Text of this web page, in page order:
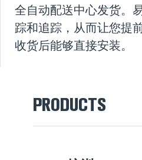
PRODUCTS
全自动配送中心发货。
踪和追踪，从而让您提
收货后能够直接安装。